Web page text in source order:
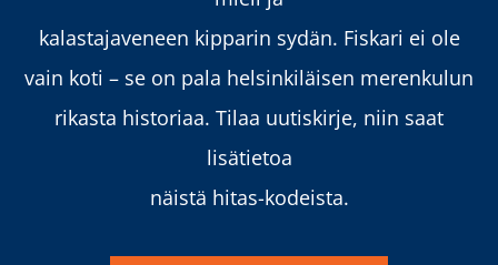
kalastajaveneen kipparin sydän. Fiskari ei ole
vain koti – se on pala helsinkiläisen merenkulun
rikasta historiaa. Tilaa uutiskirje, niin saat
lisätietoa
näistä hitas-kodeista.